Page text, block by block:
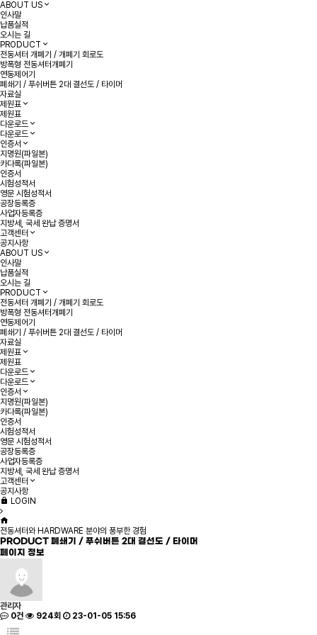
ABOUT US
인사말
납품실적
오시는 길
PRODUCT
전동셔터 개폐기 / 개폐기 회로도
방폭형 전동셔터개폐기
연동제어기
폐쇄기 / 푸쉬버튼 2대 결선도 / 타이머
자료실
제원표
제원표
다운로드
다운로드
인증서
지명원(파일본)
카다록(파일본)
인증서
시험성적서
영문 시험성적서
공장등록증
사업자등록증
지방세, 국세 완납 증명서
고객센터
공지사항
ABOUT US
인사말
납품실적
오시는 길
PRODUCT
전동셔터 개폐기 / 개폐기 회로도
방폭형 전동셔터개폐기
연동제어기
폐쇄기 / 푸쉬버튼 2대 결선도 / 타이머
자료실
제원표
제원표
다운로드
다운로드
인증서
지명원(파일본)
카다록(파일본)
인증서
시험성적서
영문 시험성적서
공장등록증
사업자등록증
지방세, 국세 완납 증명서
고객센터
공지사항
LOGIN
전동셔터와 HARDWARE 분야의 풍부한 경험
PRODUCT 폐쇄기 / 푸쉬버튼 2대 결선도 / 타이머
페이지 정보
관리자
0건
924회 23-01-05 15:56